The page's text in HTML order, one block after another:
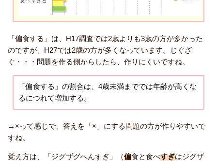
「偏食する」は、H17調査では2歳よりも3歳の方が多かった
のですが、H27では2歳の方が多くなっています。じぐざ
ぐ・・・問題を作る側からしたら、作りにくいですね。
「偏食する」の割合は、4歳未満まででは年齢が高くな
るにつれて増加する。
→×って感じで、答えを「×」にする問題の方が作りやすいで
すね。
覚え方は、「ジグザグへんすぎ」（偏食と食べすぎはジグザ